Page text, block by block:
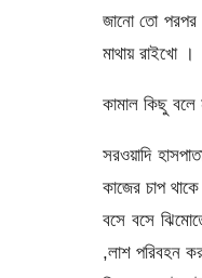
জানো তো পরপর
মাথায় রাইখো ।
কামাল কিছু বলে
সরওয়াদি
কাজের চাপ
বসে বসে
,লাশ পরিবহন